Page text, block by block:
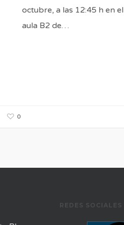
octubre, a las 12:45 h en el
aula B2 de…
0
REDES SOCIALES